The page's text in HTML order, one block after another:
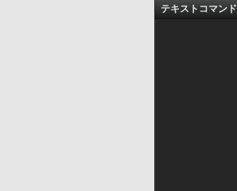
テキストコマンド